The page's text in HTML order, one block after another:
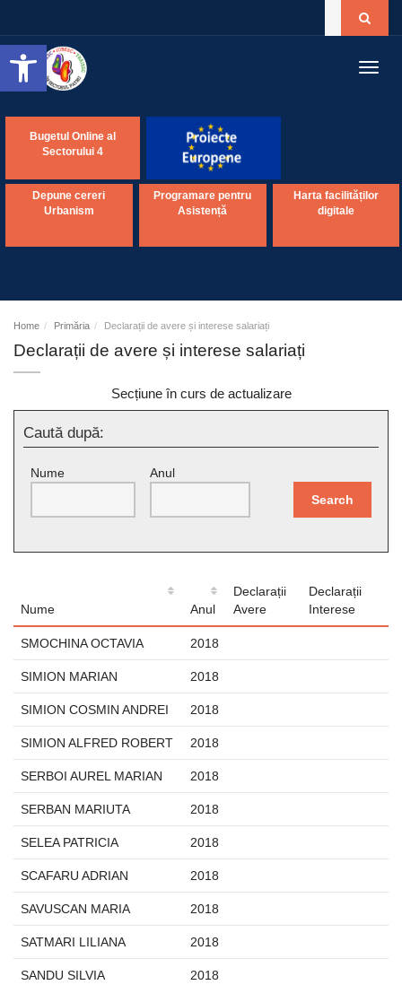
Open toolbar
Bugetul Online al
Sectorului 4
Depune cereri
Urbanism
Programare pentru
Asistență
Harta facilităților
digitale
Home Primăria Declarații de avere și interese salariați
Declarații de avere și interese salariați
Secțiune în curs de actualizare
Caută după:
Nume
Anul
Search
Nume Anul
Declarații
Avere
Declarații
Interese
SMOCHINA OCTAVIA 2018
SIMION MARIAN 2018
SIMION COSMIN ANDREI 2018
SIMION ALFRED ROBERT 2018
SERBOI AUREL MARIAN 2018
SERBAN MARIUTA 2018
SELEA PATRICIA 2018
SCAFARU ADRIAN 2018
SAVUSCAN MARIA 2018
SATMARI LILIANA 2018
SANDU SILVIA 2018